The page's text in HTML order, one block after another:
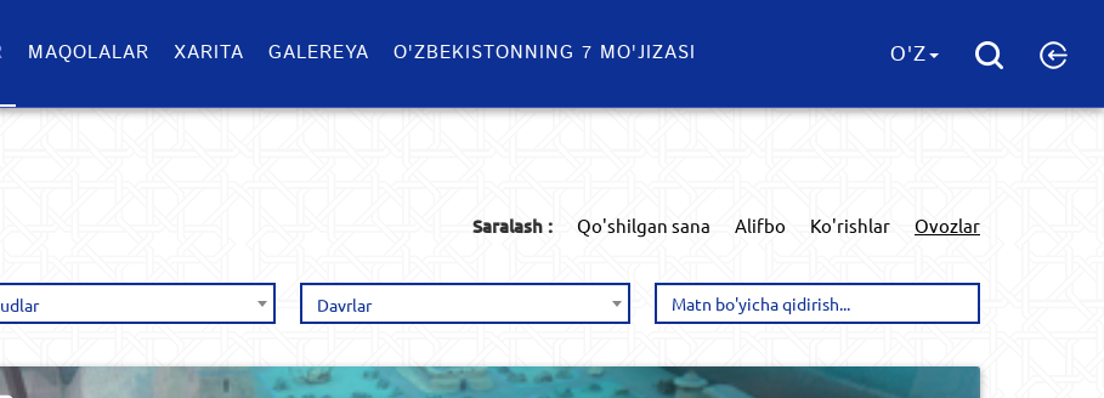
MAQOLALAR XARITA GALEREYA O'ZBEKISTONNING 7 MO'JIZASI O'Z
Saralash : Qo'shilgan sana Alifbo Ko'rishlar Ovozlar
Davrlar